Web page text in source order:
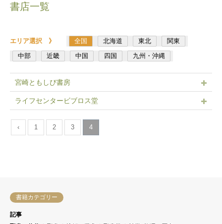
書店一覧
エリア選択 》 全国 北海道 東北
関東
中部
近畿 中国 四国 九州・沖縄
宮崎ともしび書房
ライフセンタービブロス堂
‹ 1 2 3 4
書籍カテゴリー
記事